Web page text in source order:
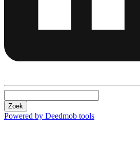
Zoek
Powered by Deedmob tools